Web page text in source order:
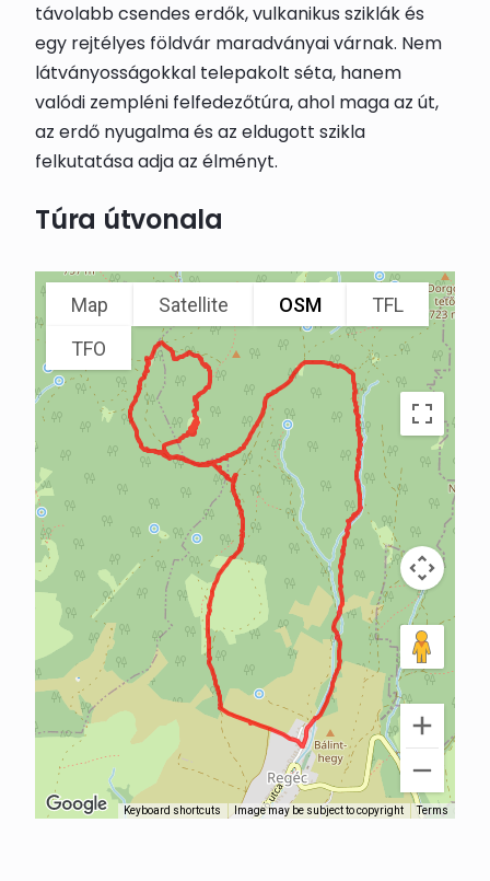
távolabb csendes erdők, vulkanikus sziklák és
egy rejtélyes földvár maradványai várnak. Nem
látványosságokkal telepakolt séta, hanem
valódi zempléni felfedezőtúra, ahol maga az út,
az erdő nyugalma és az eldugott szikla
felkutatása adja az élményt.
Túra útvonala
Map Satellite OSM
TFL
TFO
Keyboard shortcuts Image may be subject to copyright Terms